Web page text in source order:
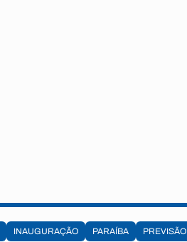
INAUGURAÇÃO PARAÍBA PREVISÃO